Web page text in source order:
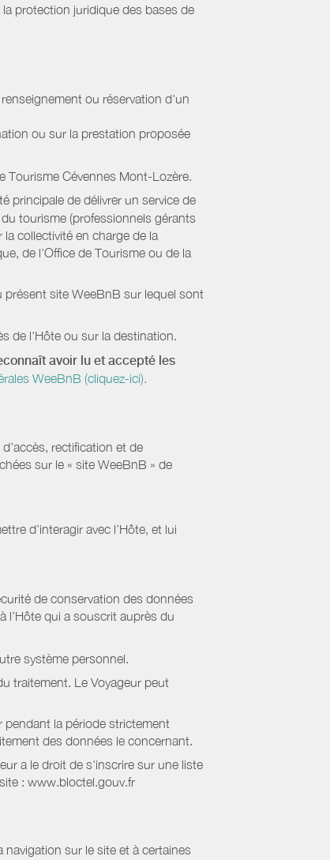
protection juridique des bases de
ou réservation d'un
ou sur la prestation proposée
Tourisme Cévennes Mont-Lozère.
principale de délivrer un service de
tourisme (professionnels gérants
collectivité en charge de la
de l’Office de Tourisme ou de la
site WeeBnB sur lequel sont
de l'Hôte ou sur la destination.
avoir lu et accepté les
WeeBnB (cliquez-ici).
rectification et de
sur le « site WeeBnB » de
d’interagir avec l’Hôte, et lui
de conservation des données
l’Hôte qui a souscrit auprès du
système personnel.
traitement. Le Voyageur peut
pendant la période strictement
des données le concernant.
a le droit de s'inscrire sur une liste
: www.bloctel.gouv.fr
navigation sur le site et à certaines